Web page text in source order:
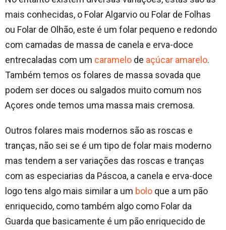
mais conhecidas, o Folar Algarvio ou Folar de Folhas
ou Folar de Olhão, este é um folar pequeno e redondo
com camadas de massa de canela e erva-doce
entrecaladas com um caramelo de açúcar amarelo.
Também temos os folares de massa sovada que
podem ser doces ou salgados muito comum nos
Açores onde temos uma massa mais cremosa.
Outros folares mais modernos são as roscas e
tranças, não sei se é um tipo de folar mais moderno
mas tendem a ser variações das roscas e tranças
com as especiarias da Páscoa, a canela e erva-doce
logo tens algo mais similar a um bolo que a um pão
enriquecido, como também algo como Folar da
Guarda que basicamente é um pão enriquecido de